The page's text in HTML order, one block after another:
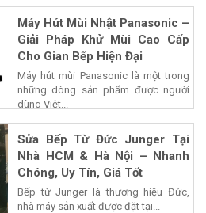
Máy Hút Mùi Nhật Panasonic –
Giải Pháp Khử Mùi Cao Cấp
Cho Gian Bếp Hiện Đại
Máy hút mùi Panasonic là một trong
những dòng sản phẩm được người
dùng Việt...
Sửa Bếp Từ Đức Junger Tại
Nhà HCM & Hà Nội – Nhanh
Chóng, Uy Tín, Giá Tốt
Bếp từ Junger là thương hiệu Đức,
nhà máy sản xuất được đặt tại...